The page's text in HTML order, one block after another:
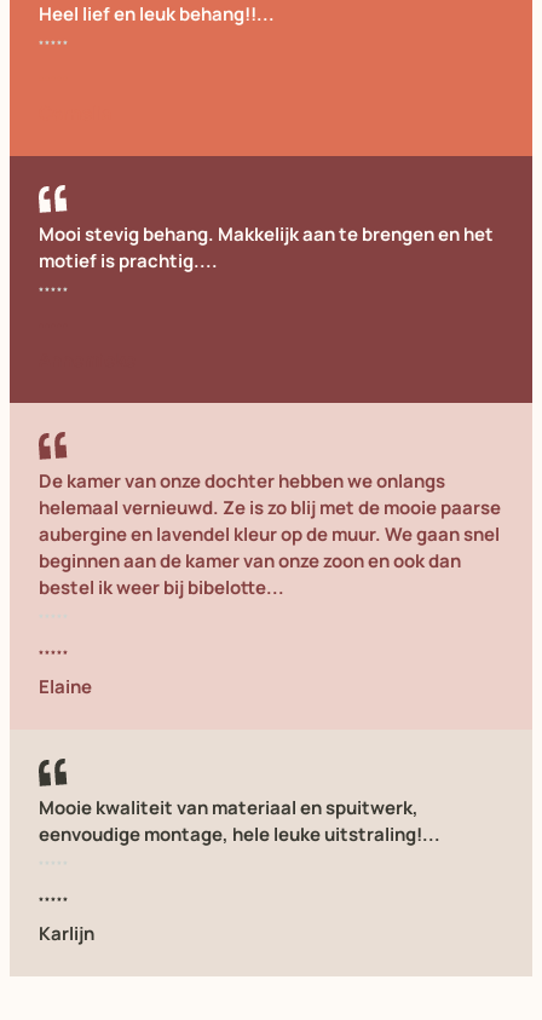
Heel lief en leuk behang!!...
Mooi stevig behang. Makkelijk aan te brengen en het
motief is prachtig....
De kamer van onze dochter hebben we onlangs
helemaal vernieuwd. Ze is zo blij met de mooie paarse
aubergine en lavendel kleur op de muur. We gaan snel
beginnen aan de kamer van onze zoon en ook dan
bestel ik weer bij bibelotte...
Elaine
Mooie kwaliteit van materiaal en spuitwerk,
eenvoudige montage, hele leuke uitstraling!...
Karlijn